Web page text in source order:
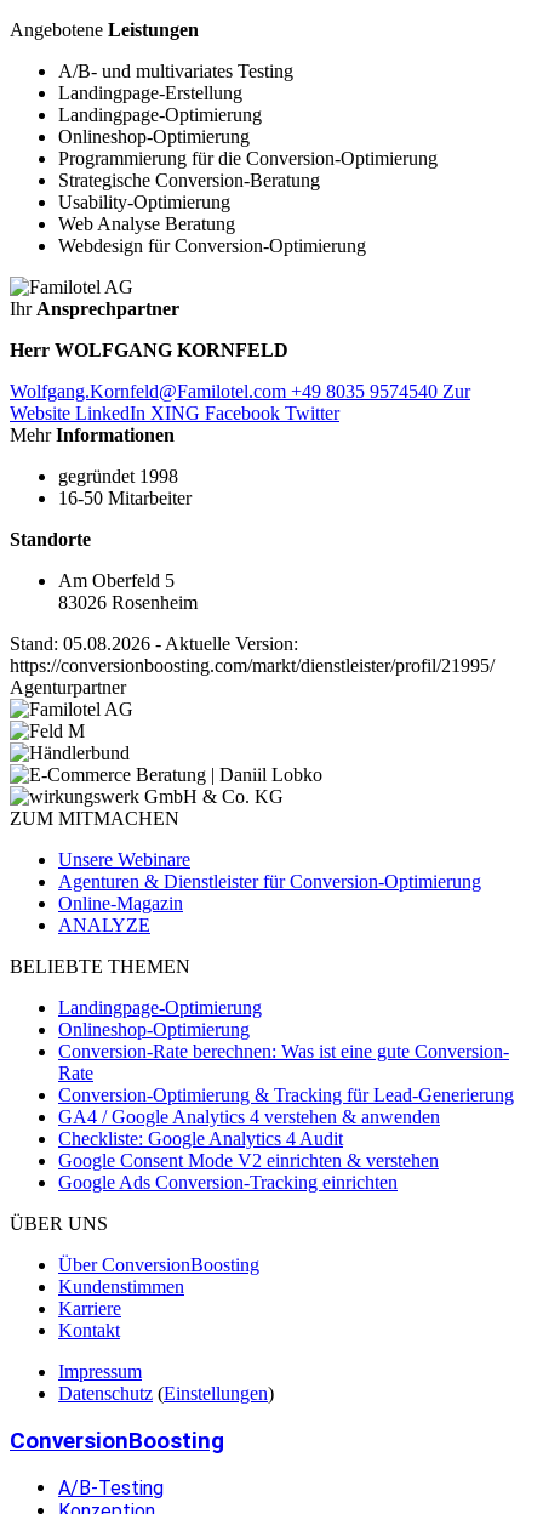
Angebotene Leistungen
A/B- und multivariates Testing
Landingpage-Erstellung
Landingpage-Optimierung
Onlineshop-Optimierung
Programmierung für die Conversion-Optimierung
Strategische Conversion-Beratung
Usability-Optimierung
Web Analyse Beratung
Webdesign für Conversion-Optimierung
Ihr Ansprechpartner
Herr WOLFGANG KORNFELD
Wolfgang.Kornfeld@Familotel.com +49 8035 9574540 Zur
Website LinkedIn XING Facebook Twitter
MehrInformationen
gegründet 1998
16-50 Mitarbeiter
Standorte
Am Oberfeld 5
83026 Rosenheim
Stand: 05.08.2026 - Aktuelle Version:
https://conversionboosting.com/markt/dienstleister/profil/21995/
Agenturpartner
ZUM MITMACHEN
Unsere Webinare
Agenturen & Dienstleister für Conversion-Optimierung
Online-Magazin
ANALYZE
BELIEBTE THEMEN
Landingpage-Optimierung
Onlineshop-Optimierung
Conversion-Rate berechnen: Was ist eine gute Conversion-
Rate
Conversion-Optimierung & Tracking für Lead-Generierung
GA4 / Google Analytics 4 verstehen & anwenden
Checkliste: Google Analytics 4 Audit
Google Consent Mode V2 einrichten & verstehen
Google Ads Conversion-Tracking einrichten
ÜBER UNS
Über ConversionBoosting
Kundenstimmen
Karriere
Kontakt
Impressum
Datenschutz (Einstellungen)
ConversionBoosting
A/B-Testing